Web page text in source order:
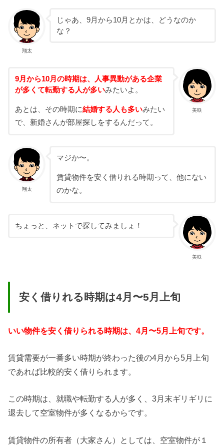
翔太
じゃあ、9月から10月とかは、どうなのか
な？
美咲
9月から10月の時期は、人事異動がある企業
が多くて転勤する人が多いみたいよ。
あとは、その時期に結婚する人も多いみたい
で、新婚さんが部屋探しをするんだって。
翔太
マジか〜。
賃貸物件を安く借りれる時期って、他にない
のかな。
美咲
ちょっと、ネットで探してみましょ！
安く借りれる時期は4月〜5月上旬
いい物件を安く借りられる時期は、4月〜5月上旬です。
賃貸需要が一番多い時期が終わった後の4月から5月上旬
であれば比較的安く借りられます。
この時期は、就職や転勤する人が多く、3月末ギリギリに
退去して空室物件が多くなるからです。
賃貸物件の所有者（大家さん）としては、空室物件が１